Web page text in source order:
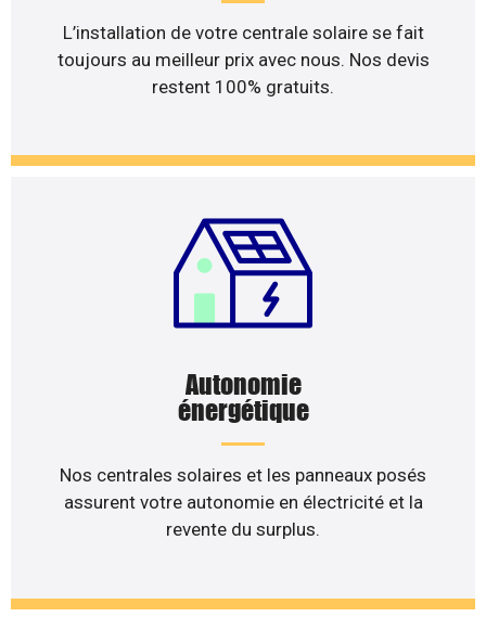
L’installation de votre centrale solaire se fait
toujours au meilleur prix avec nous. Nos devis
restent 100% gratuits.
Autonomie
énergétique
Nos centrales solaires et les panneaux posés
assurent votre autonomie en électricité et la
revente du surplus.